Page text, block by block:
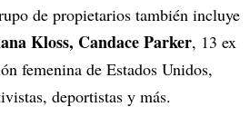
de propietarios también incluye
Kloss, Candace Parker, 13 ex
femenina de Estados Unidos,
deportistas y más.